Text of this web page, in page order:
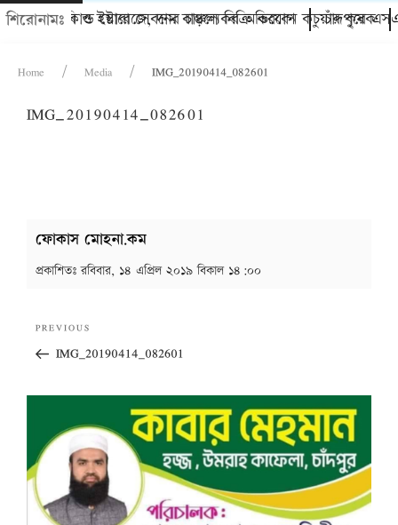
শিরোনামঃ
হয়রানি ও ইয়াবা সেবনের চাঞ্চল্যকর অভিযোগ চাঁদপুরে
কোল্ড স্টোরেজে, দাম বাড়লে বিক্রি করবেন কচুয়ার কৃষক
Home Media IMG_20190414_082601
IMG_20190414_082601
ফোকাস মোহনা.কম
প্রকাশিতঃরবিবার, ১৪ এপ্রিল ২০১৯ বিকাল ১৪:০০
navigation
Previous
Post
PREVIOUS
IMG_20190414_082601